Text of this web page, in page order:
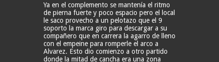
Ya en el complemento se mantenía el ritmo
de pierna fuerte y poco espacio pero el local
le saco provecho a un pelotazo que el 9
soporto la marca giro para descargar a su
compañero que en carrera la agarro de lleno
con el empeine para romperle el arco a
Alvarez. Esto dio comienzo a otro partido
donde la mitad de cancha era una zona